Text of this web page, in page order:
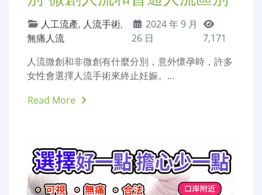
人工流產, 人流手術,
無痛人流
2024 年 9 月
26 日
7,171
人流微創和非微創有什麼分別，意外懷孕時，許多
女性會選擇人流手術來終止妊娠。…
Read More